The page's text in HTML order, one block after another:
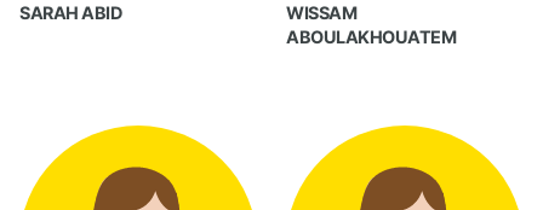
SARAH ABID
WISSAM
ABOULAKHOUATEM